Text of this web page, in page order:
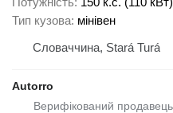
Тип кузова мінівен
Словаччина, Stará Turá
Autorro